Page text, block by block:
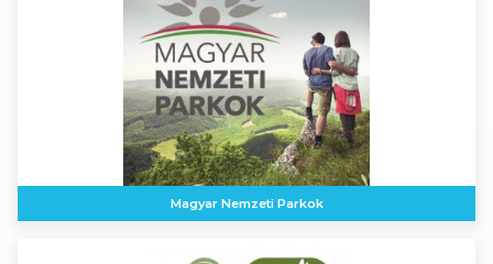
Magyar Nemzeti Parkok